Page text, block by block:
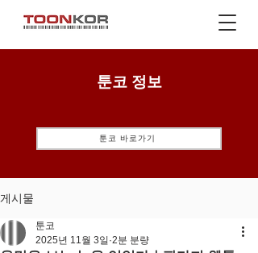
툰코 정보
툰코 바로가기
게시물
툰코
2025년 11월 3일 2분 분량